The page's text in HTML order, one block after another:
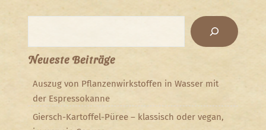
Neueste Beiträge
Auszug von Pflanzenwirkstoffen in Wasser mit
der Espressokanne
Giersch-Kartoffel-Püree – klassisch oder vegan,